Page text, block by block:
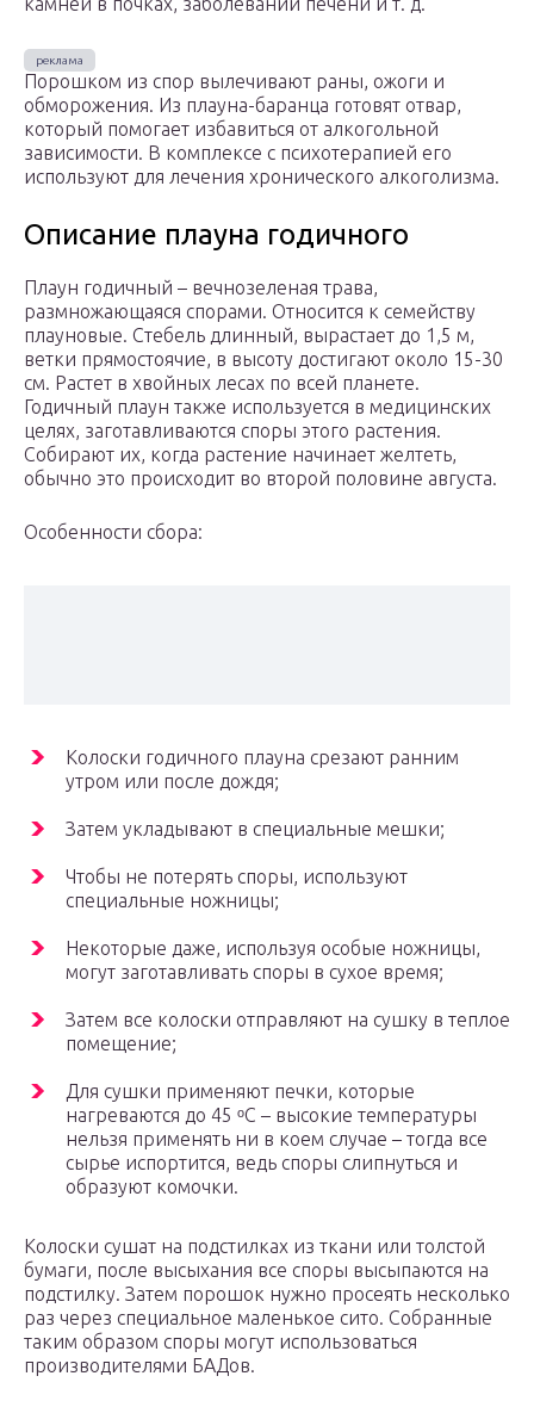
Порошком из спор вылечивают раны, ожоги и
обморожения. Из плауна-баранца готовят отвар,
который помогает избавиться от алкогольной
зависимости. В комплексе с психотерапией его
используют для лечения хронического алкоголизма.
Описание плауна годичного
Плаун годичный – вечнозеленая трава,
размножающаяся спорами. Относится к семейству
плауновые. Стебель длинный, вырастает до 1,5 м,
ветки прямостоячие, в высоту достигают около 15-30
см. Растет в хвойных лесах по всей планете.
Годичный плаун также используется в медицинских
целях, заготавливаются споры этого растения.
Собирают их, когда растение начинает желтеть,
обычно это происходит во второй половине августа.
Особенности сбора:
Колоски годичного плауна срезают ранним
утром или после дождя;
Затем укладывают в специальные мешки;
Чтобы не потерять споры, используют
специальные ножницы;
Некоторые даже, используя особые ножницы,
могут заготавливать споры в сухое время;
Затем все колоски отправляют на сушку в теплое
помещение;
Для сушки применяют печки, которые
нагреваются до 45 ᵒС – высокие температуры
нельзя применять ни в коем случае – тогда все
сырье испортится, ведь споры слипнуться и
образуют комочки.
Колоски сушат на подстилках из ткани или толстой
бумаги, после высыхания все споры высыпаются на
подстилку. Затем порошок нужно просеять несколько
раз через специальное маленькое сито. Собранные
таким образом споры могут использоваться
производителями БАДов.